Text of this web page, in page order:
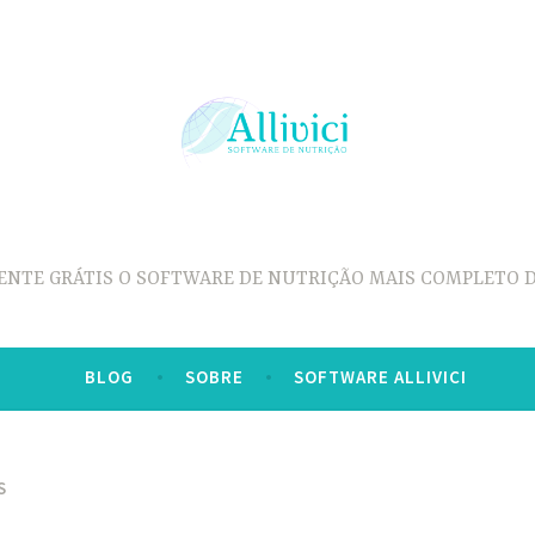
GRÁTIS O SOFTWARE DE NUTRIÇÃO MAIS COMPLETO
BLOG SOBRE SOFTWARE ALLIVICI